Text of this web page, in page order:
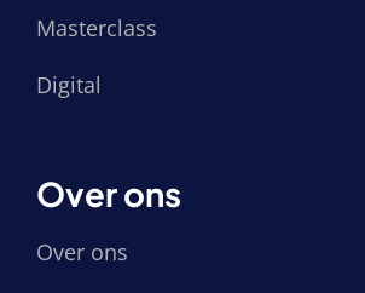
Masterclass
Digital
Over ons
Over ons